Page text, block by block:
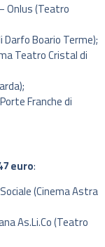
Onlus (Teatro
Darfo Boario Terme);
Teatro Cristal di
Franche di
euro:
(Cinema Astra
As.Li.Co (Teatro